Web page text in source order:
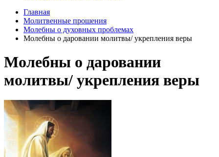
Главная
Молитвенные прошения
Молебны о духовных проблемах
Молебны о даровании молитвы/ укрепления веры
Молебны о даровании
молитвы/ укрепления веры